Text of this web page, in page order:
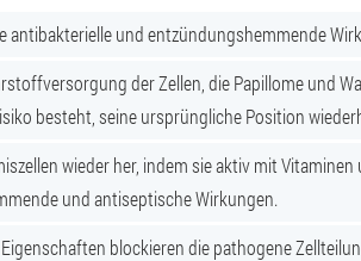
antibakterielle und entzündungshemmende
der Zellen, die Papillome und
besteht, seine ursprüngliche Position
wieder her, indem sie aktiv mit
und antiseptische Wirkungen.
blockieren die pathogene